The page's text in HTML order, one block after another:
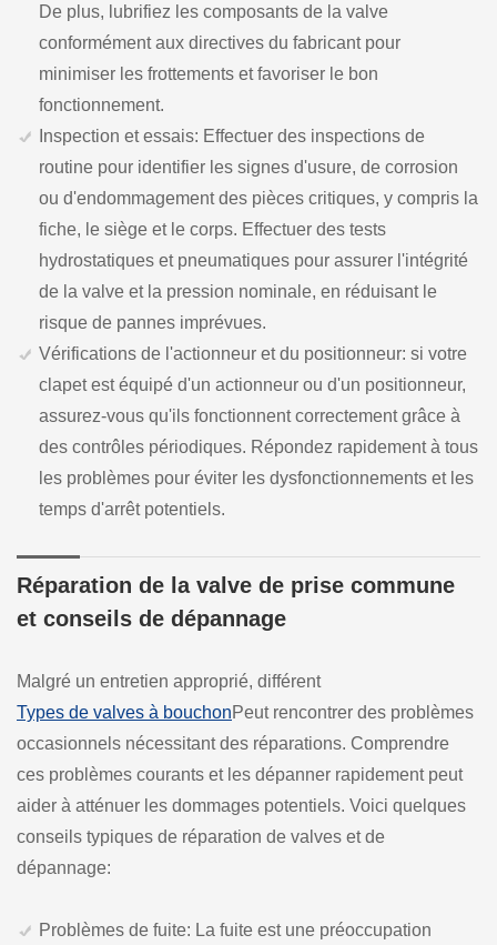
De plus, lubrifiez les composants de la valve
conformément aux directives du fabricant pour
minimiser les frottements et favoriser le bon
fonctionnement.
Inspection et essais: Effectuer des inspections de
routine pour identifier les signes d'usure, de corrosion
ou d'endommagement des pièces critiques, y compris la
fiche, le siège et le corps. Effectuer des tests
hydrostatiques et pneumatiques pour assurer l'intégrité
de la valve et la pression nominale, en réduisant le
risque de pannes imprévues.
Vérifications de l'actionneur et du positionneur: si votre
clapet est équipé d'un actionneur ou d'un positionneur,
assurez-vous qu'ils fonctionnent correctement grâce à
des contrôles périodiques. Répondez rapidement à tous
les problèmes pour éviter les dysfonctionnements et les
temps d'arrêt potentiels.
Réparation de la valve de prise commune
et conseils de dépannage
Malgré un entretien approprié, différent
Types de valves à bouchonPeut rencontrer des problèmes
occasionnels nécessitant des réparations. Comprendre
ces problèmes courants et les dépanner rapidement peut
aider à atténuer les dommages potentiels. Voici quelques
conseils typiques de réparation de valves et de
dépannage:
Problèmes de fuite: La fuite est une préoccupation